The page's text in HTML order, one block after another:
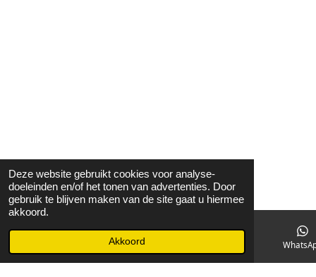
Deze website gebruikt cookies voor analyse-
doeleinden en/of het tonen van advertenties. Door
gebruik te blijven maken van de site gaat u hiermee
akkoord.
Akkoord